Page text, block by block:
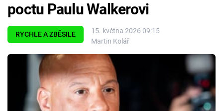
Témata
Seriály
RYCHLE A ZBĚSILE
15. května 2026 09:15
Martin Kolář
poctu Paulu Walkerovi